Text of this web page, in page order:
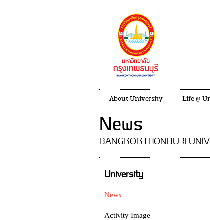
About University Life @
News
BANGKOKTHONBURI
University
News
Activity Image